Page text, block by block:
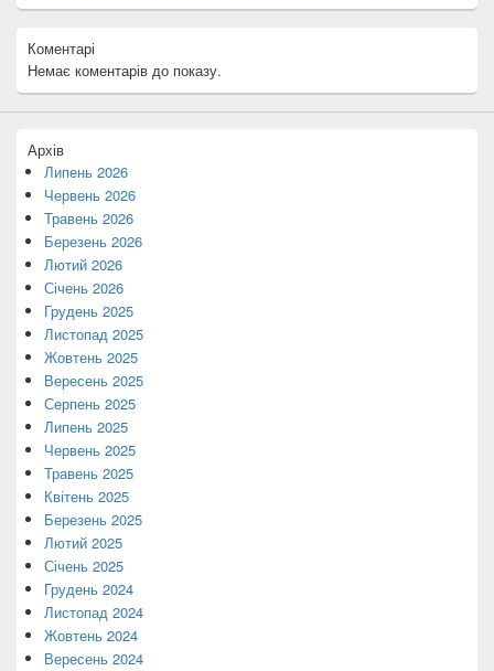
Коментарі
Немає коментарів до показу.
Архів
Липень 2026
Червень 2026
Травень 2026
Березень 2026
Лютий 2026
Січень 2026
Грудень 2025
Листопад 2025
Жовтень 2025
Вересень 2025
Серпень 2025
Липень 2025
Червень 2025
Травень 2025
Квітень 2025
Березень 2025
Лютий 2025
Січень 2025
Грудень 2024
Листопад 2024
Жовтень 2024
Вересень 2024